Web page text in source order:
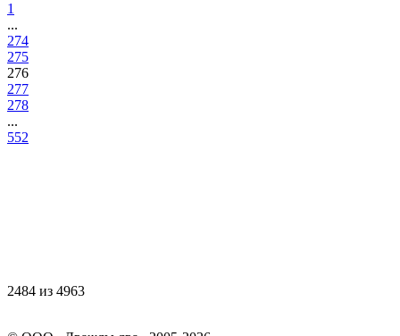
1
...
274
275
276
277
278
...
552
2484 из 4963